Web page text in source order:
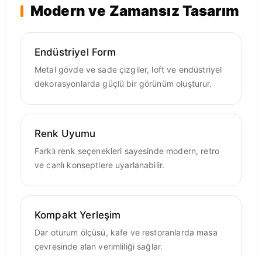
Modern ve Zamansız Tasarım
Endüstriyel Form
Metal gövde ve sade çizgiler, loft ve endüstriyel
dekorasyonlarda güçlü bir görünüm oluşturur.
Renk Uyumu
Farklı renk seçenekleri sayesinde modern, retro
ve canlı konseptlere uyarlanabilir.
Kompakt Yerleşim
Dar oturum ölçüsü, kafe ve restoranlarda masa
çevresinde alan verimliliği sağlar.